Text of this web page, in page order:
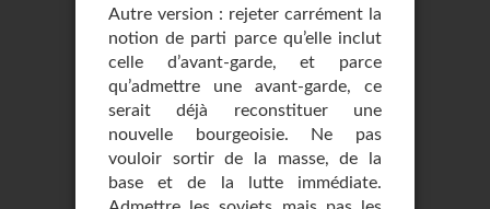
Autre version : rejeter carrément la
notion de parti parce qu’elle inclut
celle d’avant-garde, et parce
qu’admettre une avant-garde, ce
serait déjà reconstituer une
nouvelle bourgeoisie. Ne pas
vouloir sortir de la masse, de la
base et de la lutte immédiate.